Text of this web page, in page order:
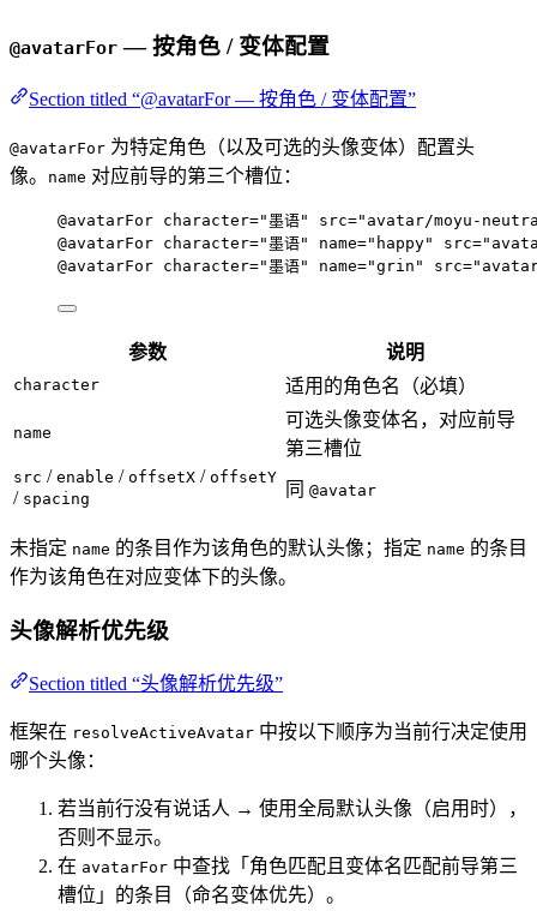
@avatarFor — 按角色 / 变体配置
Section titled “@avatarFor — 按角色 / 变体配置”
@avatarFor 为特定角色（以及可选的头像变体）配置头
像。
name 对应前导的第三个槽位：
@avatarFor character="墨语" src="avatar/moyu-
@avatarFor character="墨语" name="happy" src=
@avatarFor character="墨语" name="grin" src=
参数 说明
character 适用的角色名（必填）
name
可选头像变体名，对应前导
第三槽位
src / enable / offsetX / offsetY
/ spacing 同 @avatar
未指定 name 的条目作为该角色的默认头像；指定 name 的条目
作为该角色在对应变体下的头像。
头像解析优先级
Section titled “头像解析优先级”
框架在 resolveActiveAvatar 中按以下顺序为当前行决定使用
哪个头像：
若当前行没有说话人 → 使用全局默认头像（启用时），
否则不显示。
在 avatarFor 中查找「角色匹配且变体名匹配前导第三
槽位」的条目（命名变体优先）。